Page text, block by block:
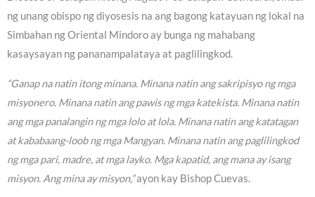
ng unang obispo ng diyosesis na ang bagong katayuan ng lokal na
Simbahan ng Oriental Mindoro ay bunga ng mahabang
kasaysayan ng pananampalataya at paglilingkod.
“Ganap na natin itong minana. Minana natin ang sakripisyo ng mga
misyonero. Minana natin ang pawis ng mga katekista. Minana natin
ang mga panalangin ng mga lolo at lola. Minana natin ang katatagan
at kababaang-loob ng mga Mangyan. Minana natin ang paglilingkod
ng mga pari, madre, at mga layko. Mga kapatid, ang mana ay isang
misyon. Ang mina ay misyon,”ayon kay Bishop Cuevas.